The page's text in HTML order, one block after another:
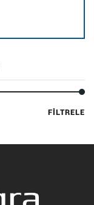
En
En
FILTRELE